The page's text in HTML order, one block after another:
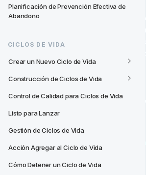
Planificación de Prevención Efectiva de
Abandono
CICLOS DE VIDA
Crear un Nuevo Ciclo de Vida
Construcción de Ciclos de Vida
Control de Calidad para Ciclos de Vida
Listo para Lanzar
Gestión de Ciclos de Vida
Acción Agregar al Ciclo de Vida
Cómo Detener un Ciclo de Vida
🛠‍ Configurar una actividad es casi tan
Trabajas desde arriba hacia abajo
necesario para cada uno de los
hayas entendido todos estos
cómo configurar una actividad.
Si aún no lo has hecho, asegúrate de
componentes principales de una
comenzar.
CONDICIONES DE